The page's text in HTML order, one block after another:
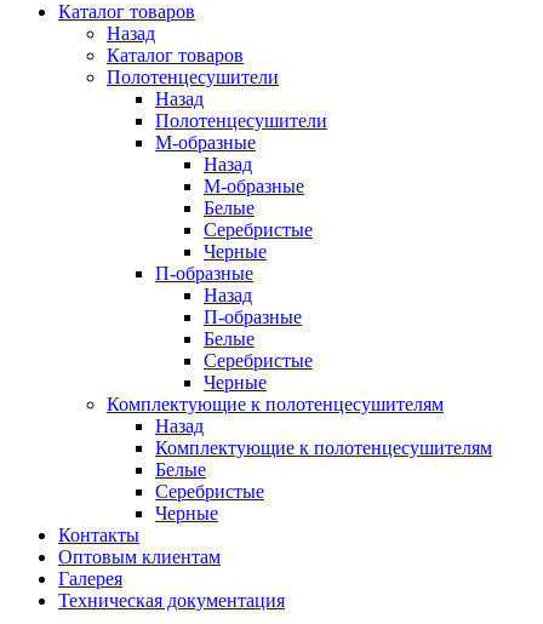
Каталог товаров
Назад
Каталог товаров
Полотенцесушители
Назад
Полотенцесушители
М-образные
Назад
М-образные
Белые
Серебристые
Черные
П-образные
Назад
П-образные
Белые
Серебристые
Черные
Комплектующие к полотенцесушителям
Назад
Комплектующие к полотенцесушителям
Белые
Серебристые
Черные
Контакты
Оптовым клиентам
Галерея
Техническая документация